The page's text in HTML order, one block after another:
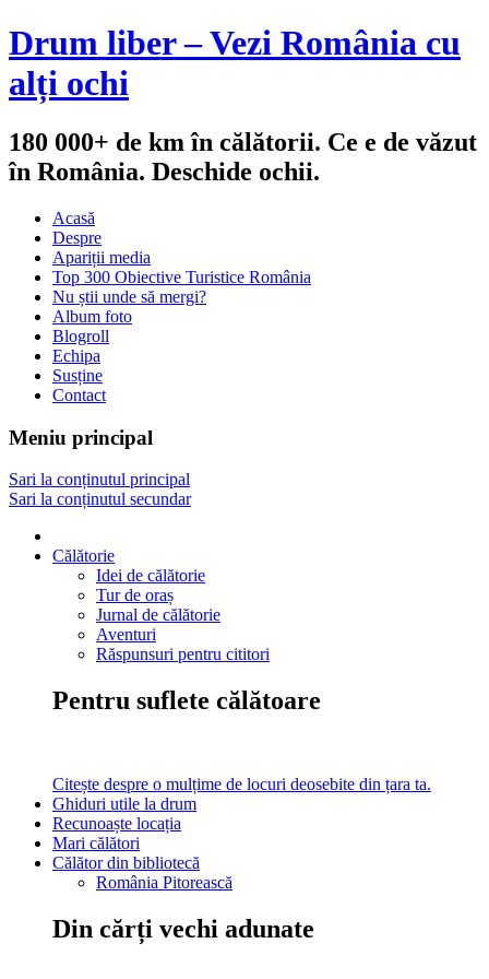
Drum liber – Vezi România cu
alți ochi
180 000+ de km în călătorii. Ce e de văzut
în România. Deschide ochii.
Acasă
Despre
Apariții media
Top 300 Obiective Turistice România
Nu știi unde să mergi?
Album foto
Blogroll
Echipa
Susține
Contact
Meniu principal
Sari la conținutul principal
Sari la conținutul secundar
Călătorie
Idei de călătorie
Tur de oraș
Jurnal de călătorie
Aventuri
Răspunsuri pentru cititori
Pentru suflete călătoare
Citește despre o mulțime de locuri deosebite din țara ta.
Ghiduri utile la drum
Recunoaște locația
Mari călători
Călător din bibliotecă
România Pitorească
Din cărți vechi adunate